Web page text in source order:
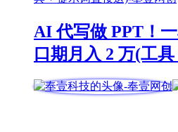
AI 代写做 PPT！
口期月入 2 万(工